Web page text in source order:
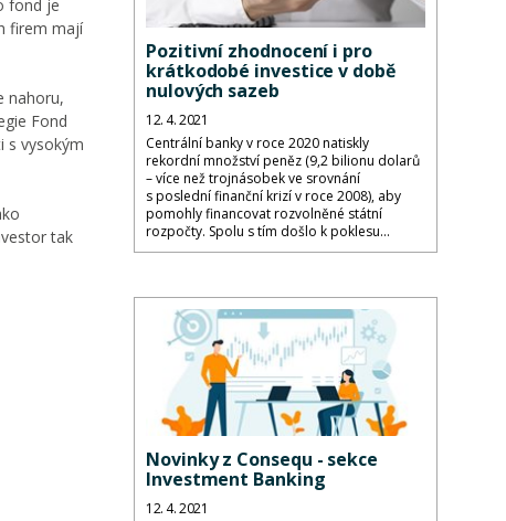
fond je
firem mají
nahoru,
Fond
s vysokým
tak
Pozitivní zhodnocení i pro
krátkodobé investice v době
nulových sazeb
12. 4. 2021
Centrální banky v roce 2020 natiskly
rekordní množství peněz (9,2 bilionu dolarů
– více než trojnásobek ve srovnání
s poslední finanční krizí v roce 2008), aby
pomohly financovat rozvolněné státní
rozpočty. Spolu s tím došlo k poklesu...
Novinky z Consequ - sekce
Investment Banking
12. 4. 2021